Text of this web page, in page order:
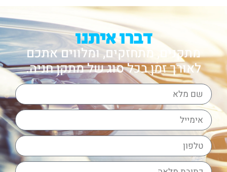
דברו איתנו
מתקנים, מתחזקים, ומלווים אתכם
לאורך זמן בכל סוג של מתקן חניה.